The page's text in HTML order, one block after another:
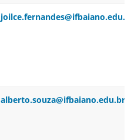
alberto.souza@ifbaiano.edu.br